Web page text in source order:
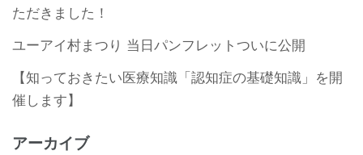
ただきました！
ユーアイ村まつり 当日パンフレットついに公開
【知っておきたい医療知識「認知症の基礎知識」を開
催します】
アーカイブ